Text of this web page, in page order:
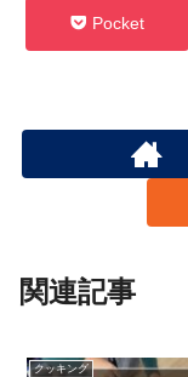
Pocket
関連記事
クッキング